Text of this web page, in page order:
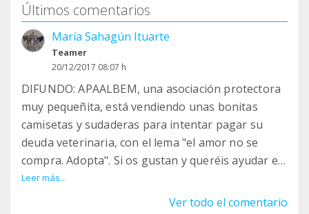
Últimos comentarios
María Sahagún Ituarte
Teamer
20/12/2017 08:07 h
DIFUNDO: APAALBEM, una asociación protectora
muy pequeñita, está vendiendo unas bonitas
camisetas y sudaderas para intentar pagar su
deuda veterinaria, con el lema "el amor no se
compra. Adopta". Si os gustan y queréis ayudar en
la causa, os dejo aquí el enlace. Muchas gracias
https://crowdence.com/el-amor-no-se-compra-
Leer más...
Ver todo el comentario